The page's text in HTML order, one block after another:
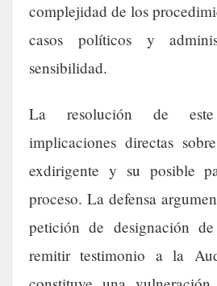
complejidad de los
casos políticos y
sensibilidad.
La resolución de
implicaciones directas
exdirigente y su posible
proceso. La defensa
petición de designación
remitir testimonio a la